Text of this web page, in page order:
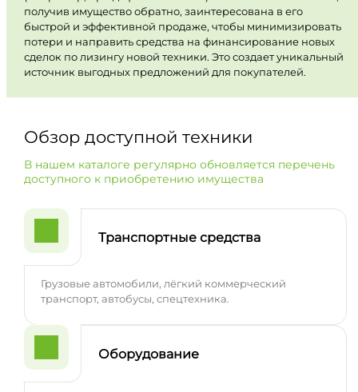
получив имущество обратно, заинтересована в его
быстрой и эффективной продаже, чтобы минимизировать
потери и направить средства на финансирование новых
сделок по лизингу новой техники. Это создает уникальный
источник выгодных предложений для покупателей.
Обзор доступной техники
В нашем каталоге регулярно обновляется перечень
доступного к приобретению имущества
Транспортные средства
Грузовые автомобили, лёгкий коммерческий
транспорт, автобусы, спецтехника.
Оборудование